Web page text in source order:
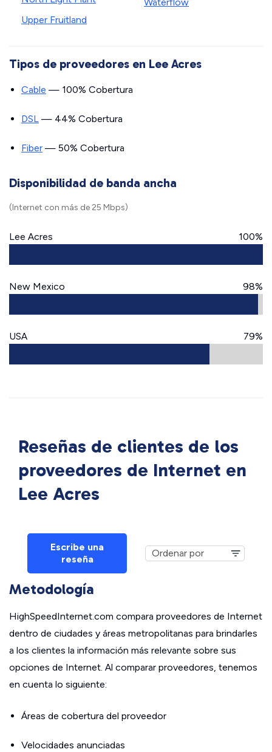
Upper Fruitland
Tipos de proveedores en Lee Acres
Cable — 100% Cobertura
DSL — 44% Cobertura
Fiber — 50% Cobertura
Disponibilidad de banda ancha
(Internet con más de 25 Mbps)
Lee Acres 100%
New Mexico 98%
USA 79%
Reseñas de clientes de los
proveedores de Internet en
Lee Acres
Escribe una
reseña
Metodología
HighSpeedInternet.com compara proveedores de Internet
dentro de ciudades y áreas metropolitanas para brindarles
a los clientes la información más relevante sobre sus
opciones de Internet. Al comparar proveedores, tenemos
en cuenta lo siguiente:
Áreas de cobertura del proveedor
Velocidades anunciadas